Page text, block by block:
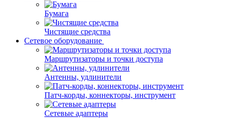
Бумага
Чистящие средства
Сетевое оборудование
Маршрутизаторы и точки доступа
Антенны, удлинители
Патч-корды, коннекторы, инструмент
Сетевые адаптеры